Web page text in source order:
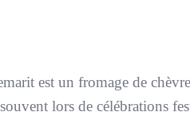
est un fromage de
lors de célébrations